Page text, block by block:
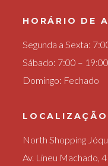
HORÁRIO DE
Segunda a Sexta:
Sábado: 7:00 – 19:00
Domingo: Fechado
LOCALIZAÇÃO
North Shopping
Av. Lineu Machado,